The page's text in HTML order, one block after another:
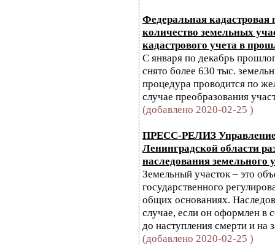
Федеральная кадастровая
количество земельных
кадастрового учета в
С января по декабрь
снято более 630 тыс.
процедура проводится по
случае преобразования
(добавлено 2020-02-25 )
ПРЕСС-РЕЛИЗ Управление
Ленинградской области
наследования земельного
Земельный участок – это
государственного
общих основаниях.
случае, если он оформлен в
до наступления смерти и на
(добавлено 2020-02-25 )